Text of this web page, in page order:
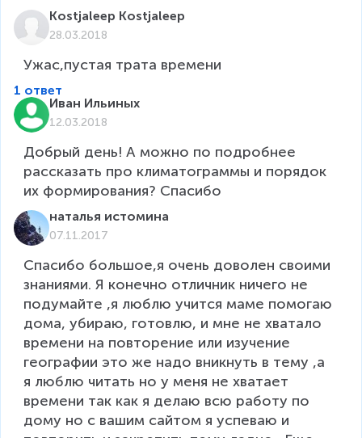
Kostjaleep Kostjaleep
28.03.2018
Ужас,пустая трата времени
1 ответ
Иван Ильиных
12.03.2018
Добрый день! А можно по подробнее
рассказать про климатограммы и порядок
их формирования? Спасибо
наталья истомина
07.11.2017
Спасибо большое,я очень доволен своими
знаниями. Я конечно отличник ничего не
подумайте ,я люблю учится маме помогаю
дома, убираю, готовлю, и мне не хватало
времени на повторение или изучение
географии это же надо вникнуть в тему ,а
я люблю читать но у меня не хватает
времени так как я делаю всю работу по
дому но с вашим сайтом я успеваю и